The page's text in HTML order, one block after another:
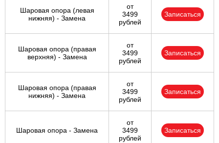
Шаровая опора (левая
нижняя) - Замена
от
3499
рублей
Записаться
Шаровая опора (правая
верхняя) - Замена
от
3499
рублей
Записаться
Шаровая опора (правая
нижняя) - Замена
от
3499
рублей
Записаться
Шаровая опора - Замена
от
3499
рублей
Записаться